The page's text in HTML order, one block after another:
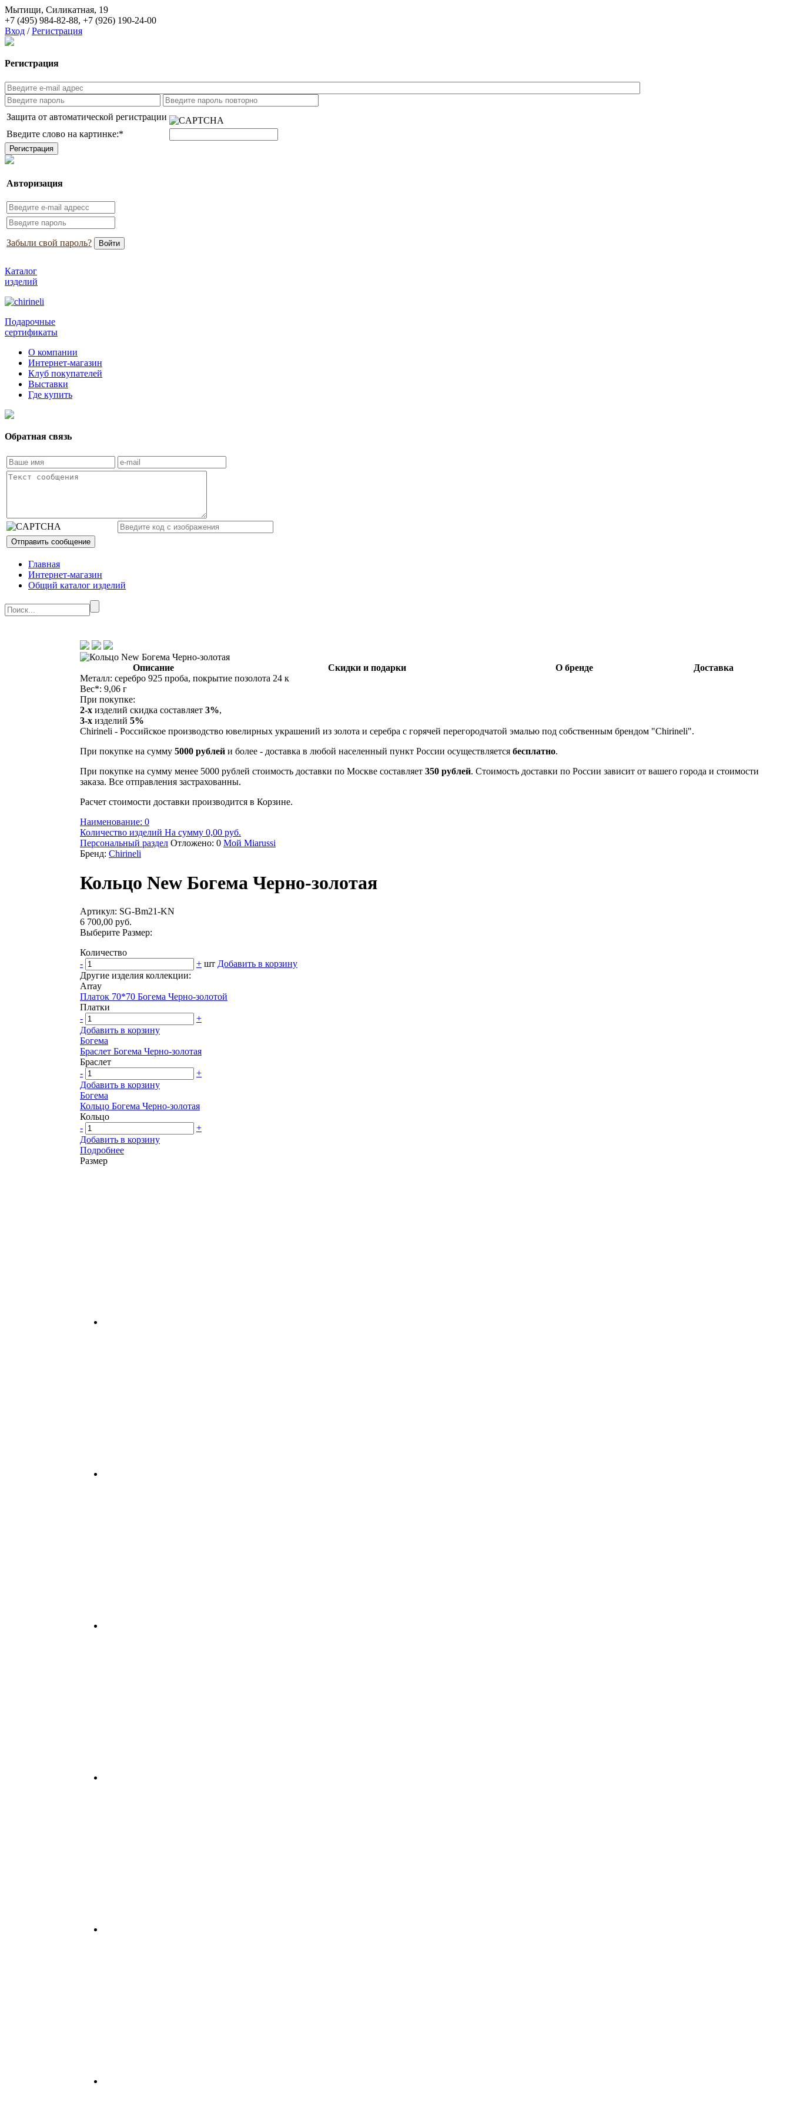
Мытищи, Силикатная, 19
+7 (495) 984-82-88, +7 (926) 190-24-00
Вход / Регистрация
Регистрация
Защита от автоматической регистрации
Введите слово на картинке:*
Авторизация
Забыли свой пароль?
Каталог
изделий
Подарочные
сертификаты
О компании
Интернет-магазин
Клуб покупателей
Выставки
Где купить
Обратная связь
Главная
Интернет-магазин
Общий каталог изделий
Описание Скидки и подарки О бренде
Доставка
Металл: серебро 925 проба, покрытие позолота 24 к
Вес*: 9,06 г
При покупке:
2-х изделий скидка составляет 3%,
3-х изделий 5%
Chirineli - Российское производство ювелирных украшений из золота и серебра с горячей перегородчатой эмалью под собственным брендом "Chirineli".
При покупке на сумму 5000 рублей и более - доставка в любой населенный пункт России осуществляется бесплатно.
При покупке на сумму менее 5000 рублей стоимость доставки по Москве составляет 350 рублей. Стоимость доставки по России зависит от вашего города и стоимости
заказа. Все отправления застрахованны.
Расчет стоимости доставки производится в Корзине.
Наименование: 0
Количество изделий На сумму 0,00 руб.
Персональный раздел Отложено: 0 Мой Miarussi
Бренд: Chirineli
Кольцо New Богема Черно-золотая
Артикул: SG-Bm21-KN
6 700,00 руб.
Выберите Размер:
Количество
-
+ шт Добавить в корзину
Другие изделия коллекции:
Array
Платок 70*70 Богема Черно-золотой
Платки
-
+
Добавить в корзину
Богема
Браслет Богема Черно-золотая
Браслет
-
+
Добавить в корзину
Богема
Кольцо Богема Черно-золотая
Кольцо
-
+
Добавить в корзину
Подробнее
Размер